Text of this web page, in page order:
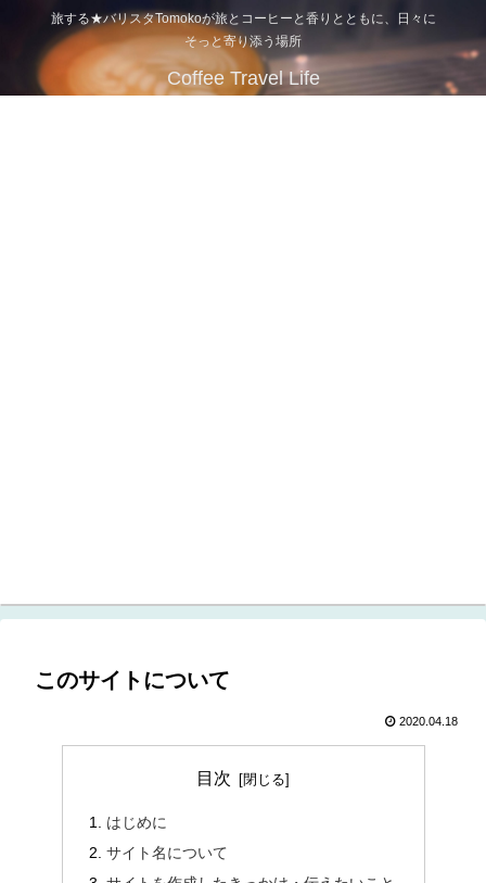
旅する★バリスタTomokoが旅とコーヒーと香りとともに、日々に
そっと寄り添う場所
Coffee Travel Life
このサイトについて
2020.04.18
目次
はじめに
サイト名について